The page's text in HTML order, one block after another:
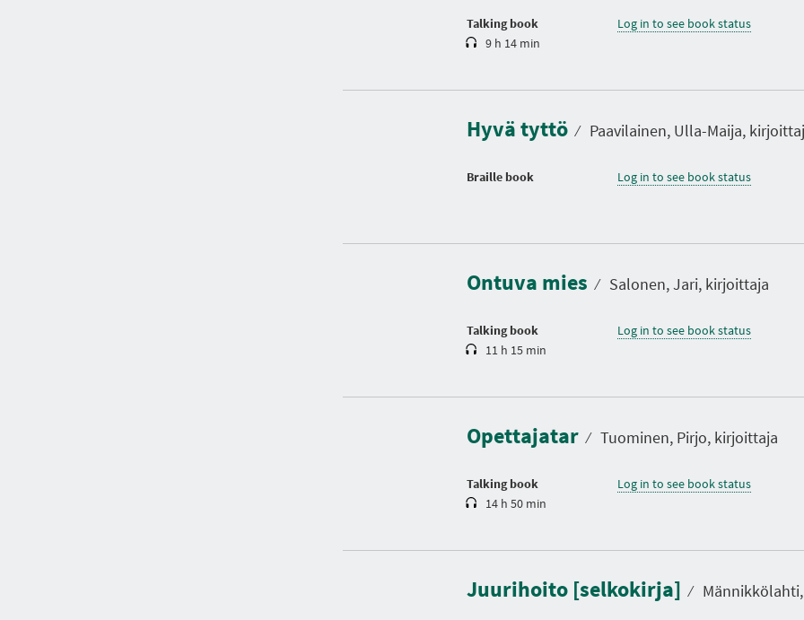
Talking book
n
9 h 14 min
Log in to see book status
Hyvä tyttö ⁄ Paavilainen, Ulla-Maija,
Braille book Log in to see book status
Ontuva mies ⁄ Salonen, Jari, kirjoittaja
Talking book
r
t
i
n
11 h 15 min
Log in to see book status
Opettajatar ⁄ Tuominen, Pirjo, kirjoittaja
Talking book
r
t
i
n
14 h 50 min
Log in to see book status
Juurihoito [selkokirja] ⁄
r
t
i